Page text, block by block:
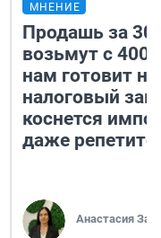
МНЕНИЕ
Продашь за
возьмут с
нам готовит
налоговый
коснется
даже
Анастасия